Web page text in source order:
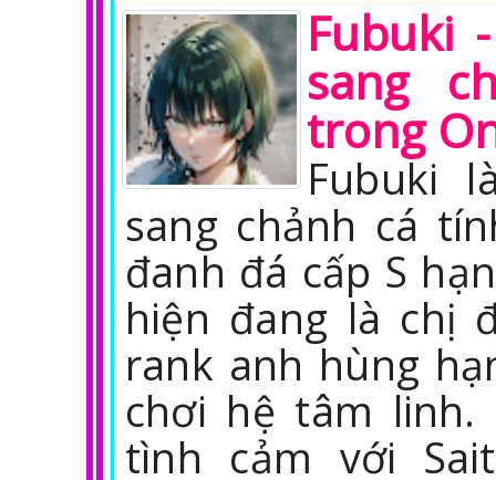
Fubuki
sang
trong
Fubuki
sang chảnh cá
đanh đá cấp S
hiện đang là chị
rank anh hùng
chơi hệ tâm
tình cảm với